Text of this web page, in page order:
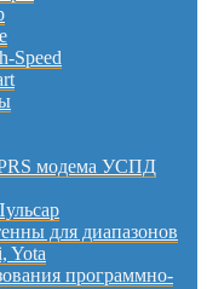
Speed
модема УСПД
для диапазонов
Yota
программно-